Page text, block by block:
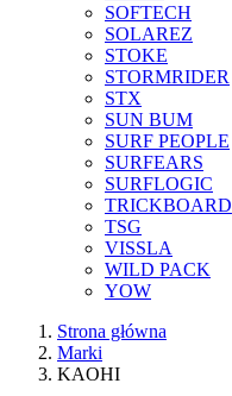
SOFTECH
SOLAREZ
STOKE
STORMRIDER
STX
SUN BUM
SURF PEOPLE
SURFEARS
SURFLOGIC
TRICKBOARD
TSG
VISSLA
WILD PACK
YOW
Strona główna
Marki
KAOHI